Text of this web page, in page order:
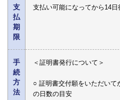
支
払
期
限
支払い可能になってから14
手
続
方
法
＜証明書発行について＞
○ 証明書交付願をいただい
の日数の目安